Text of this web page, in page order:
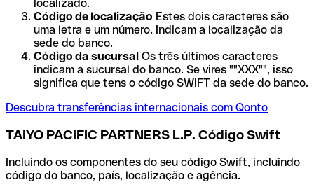
localizado.
Código de localização Estes dois caracteres são
uma letra e um número. Indicam a localização da
sede do banco.
Código da sucursal Os três últimos caracteres
indicam a sucursal do banco. Se vires ""XXX"", isso
significa que tens o código SWIFT da sede do banco.
Descubra transferências internacionais com Qonto
TAIYO PACIFIC PARTNERS L.P. Código Swift
Incluindo os componentes do seu código Swift, incluindo
código do banco, país, localização e agência.